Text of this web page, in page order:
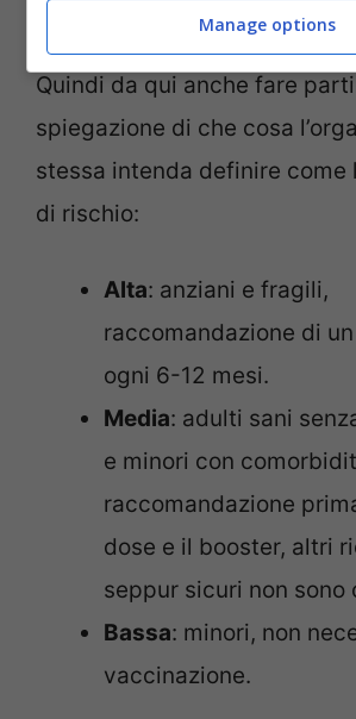
Vaccino Covid, Notizie.com
Quindi da qui anche fare
spiegazione di che cosa
stessa intenda definire come
di rischio:
Alta: anziani e fragili,
raccomandazione di
ogni 6-12 mesi.
Media: adulti sani
e minori con
raccomandazione
dose e il booster, altri
seppur sicuri non sono
Bassa: minori, non
vaccinazione.
Manage options